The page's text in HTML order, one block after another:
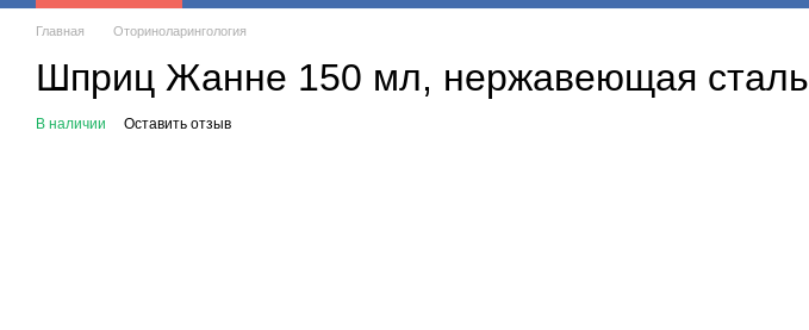
Главная Оториноларингология
Шприц Жанне 150 мл, нержавеющая сталь
В наличии Оставить отзыв